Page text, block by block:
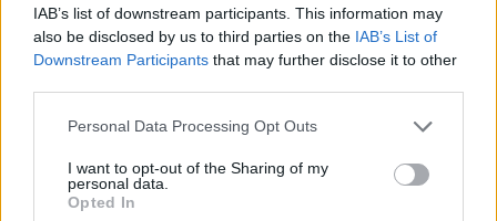
IAB’s list of downstream participants. This information may
also be disclosed by us to third parties on the IAB’s List of
Downstream Participants that may further disclose it to other
Personal Data Processing Opt Outs
I want to opt-out of the Sharing of my
personal data.
Opted In
e-ΕΦΚΑ
Συνταξιούχοι Συντάξεις Μάρτιος
ΣΧΕΤΙΚΑ